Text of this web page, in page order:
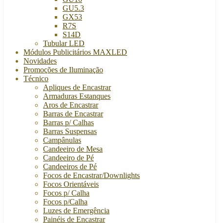
GU5.3
GX53
R7S
S14D
Tubular LED
Módulos Publicitários MAXLED
Novidades
Promoções de Iluminação
Técnico
Apliques de Encastrar
Armaduras Estanques
Aros de Encastrar
Barras de Encastrar
Barras p/ Calhas
Barras Suspensas
Campânulas
Candeeiro de Mesa
Candeeiro de Pé
Candeeiros de Pé
Focos de Encastrar/Downlights
Focos Orientáveis
Focos p/ Calha
Focos p/Calha
Luzes de Emergência
Painéis de Encastrar